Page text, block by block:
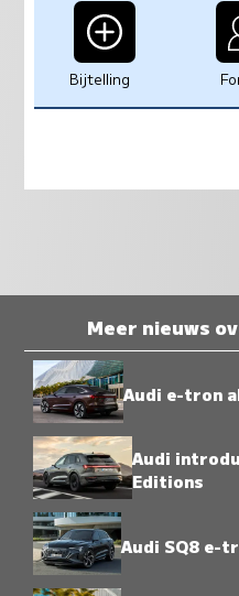
Bijtelling
Meer nieuws
Audi e-tron
Audi
Editions
Audi SQ8 e-